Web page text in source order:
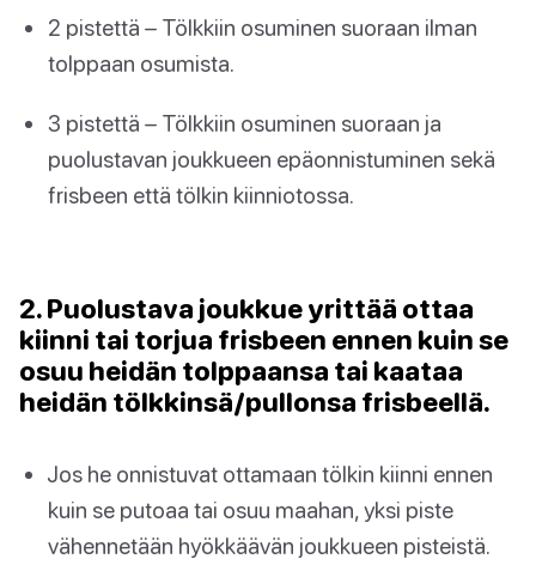
2 pistettä – Tölkkiin osuminen suoraan ilman
tolppaan osumista.
3 pistettä – Tölkkiin osuminen suoraan ja
puolustavan joukkueen epäonnistuminen sekä
frisbeen että tölkin kiinniotossa.
2. Puolustava joukkue yrittää ottaa
kiinni tai torjua frisbeen ennen kuin se
osuu heidän tolppaansa tai kaataa
heidän tölkkinsä/pullonsa frisbeellä.
Jos he onnistuvat ottamaan tölkin kiinni ennen
kuin se putoaa tai osuu maahan, yksi piste
vähennetään hyökkäävän joukkueen pisteistä.